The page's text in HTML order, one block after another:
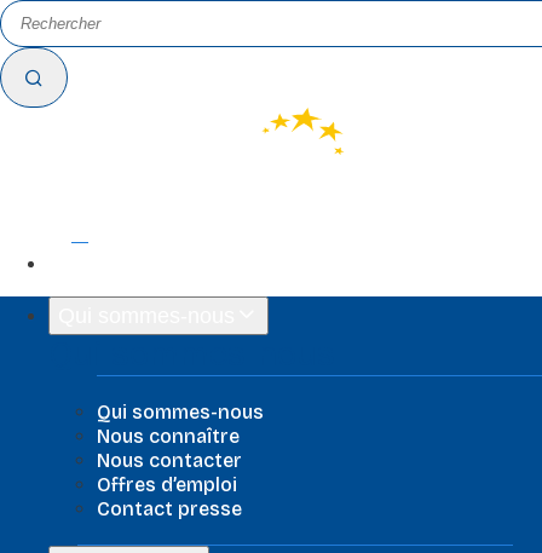
Qui sommes-nous
Nous connaître
Nous contacter
Offres d’emploi
Contact presse